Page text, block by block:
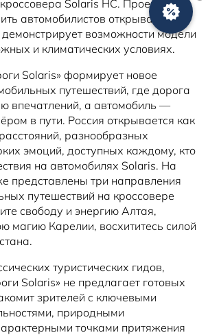
Новости Solaris HC. Проект
автомобилистов открывать
возможности модели
и климатических условиях.
Solaris» формирует новое
путешествий, где дорога
впечатлений, а автомобиль —
в пути. Россия открывается как
разнообразных
эмоций, доступных каждому, кто
на автомобилях Solaris. На
представлены три направления
путешествий на кроссовере
свободу и энергию Алтая,
магию Карелии, восхититесь силой
туристических гидов,
Solaris» не предлагает готовых
зрителей с ключевыми
природными
точками притяжения